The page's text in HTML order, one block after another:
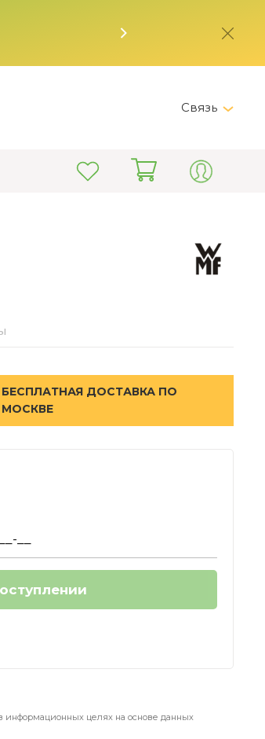
Связь
+7 (495) 150-82-28
БЕСПЛАТНАЯ ДОСТАВКА ПО
МОСКВЕ
целях на основе данных